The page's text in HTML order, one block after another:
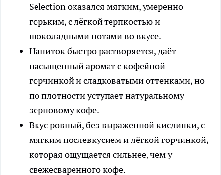
Selection оказался мягким, умеренно
горьким, с лёгкой терпкостью и
шоколадными нотами во вкусе.
Напиток быстро растворяется, даёт
насыщенный аромат с кофейной
горчинкой и сладковатыми оттенками, но
по плотности уступает натуральному
зерновому кофе.
Вкус ровный, без выраженной кислинки, с
мягким послевкусием и лёгкой горчинкой,
которая ощущается сильнее, чем у
свежесваренного кофе.